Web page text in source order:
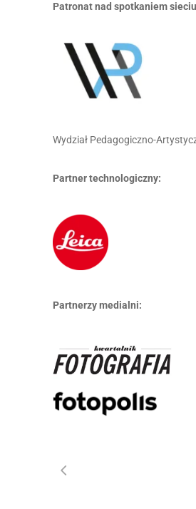
Patronat nad spotkaniem
Wydział Pedagogiczno-
Partner technologiczny:
Partnerzy medialni: